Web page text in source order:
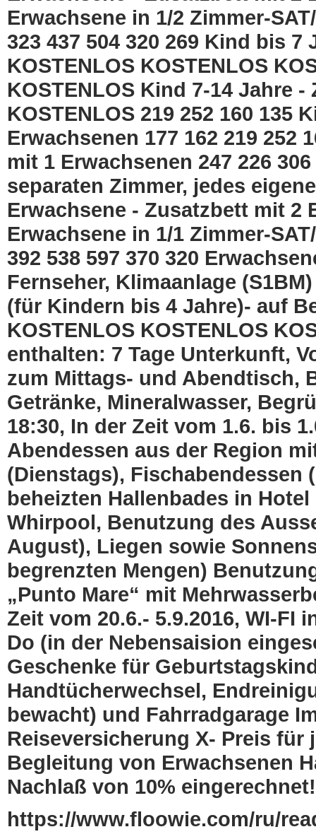
Erwachsene in 1/2 Zimmer-
323 437 504 320 269 Kind bis
KOSTENLOS KOSTENLOS
KOSTENLOS Kind 7-14 Jahre
KOSTENLOS 219 252 160 135
Erwachsenen 177 162 219 252
mit 1 Erwachsenen 247 226
separaten Zimmer, jedes
Erwachsene - Zusatzbett mit 2
Erwachsene in 1/1 Zimmer-
392 538 597 370 320
Fernseher, Klimaanlage
(für Kindern bis 4 Jahre)- auf
KOSTENLOS KOSTENLOS
enthalten: 7 Tage Unterkunft,
zum Mittags- und Abendtisch,
Getränke, Mineralwasser,
18:30, In der Zeit vom 1.6. bis
Abendessen aus der Region
(Dienstags),
beheizten Hallenbades in
Whirpool, Benutzung des
August), Liegen sowie
begrenzten Mengen)
„Punto Mare“ mit
Zeit vom 20.6.- 5.9.2016, WI-FI
Do (in der Nebensaision
Geschenke für
Handtücherwechsel,
bewacht) und Fahrradgarage
Reiseversicherung X- Preis
Begleitung von Erwachsenen
Nachlaß von 10% eingerechnet!
https://www.floowie.com/ru/